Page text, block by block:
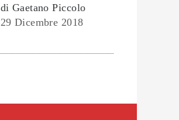
di Gaetano Piccolo
29 Dicembre 2018